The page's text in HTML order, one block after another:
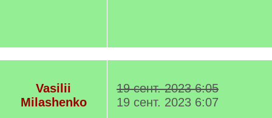
Vasilii
Milashenko
19 сент. 2023 6:05
19 сент. 2023 6:07